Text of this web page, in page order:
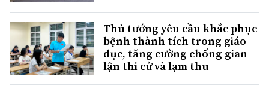
Thủ tướng yêu cầu khắc phục
bệnh thành tích trong giáo
dục, tăng cường chống gian
lận thi cử và lạm thu